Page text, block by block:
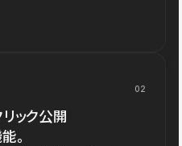
02
ック公開
。